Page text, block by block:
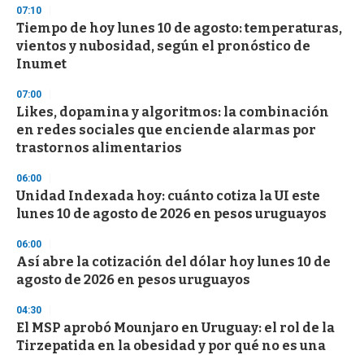
d
s
o
f
3
s
e
c
o
n
07:10
Tiempo de hoy lunes 10 de agosto: temperaturas,
vientos y nubosidad, según el pronóstico de
Inumet
07:00
Likes, dopamina y algoritmos: la combinación
en redes sociales que enciende alarmas por
trastornos alimentarios
06:00
Unidad Indexada hoy: cuánto cotiza la UI este
lunes 10 de agosto de 2026 en pesos uruguayos
06:00
Así abre la cotización del dólar hoy lunes 10 de
agosto de 2026 en pesos uruguayos
04:30
El MSP aprobó Mounjaro en Uruguay: el rol de la
Tirzepatida en la obesidad y por qué no es una